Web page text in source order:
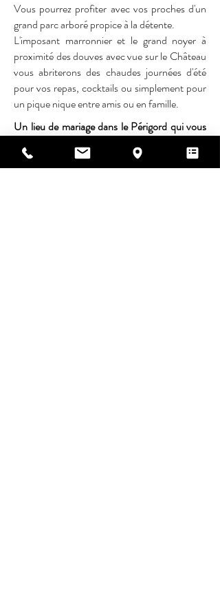
Vous pourrez profiter avec vos proches d'un
grand parc arboré propice à la détente.
L'imposant marronnier et le grand noyer à
proximité des douves avec vue sur le Château
vous abriterons des chaudes journées d'été
pour vos repas, cocktails ou simplement pour
un pique nique entre amis ou en famille.
Un lieu de mariage dans le Périgord qui vous
Le Château de la Mothe vous aide à faire de